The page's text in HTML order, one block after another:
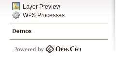
Layer Preview
WPS Processes
Demos